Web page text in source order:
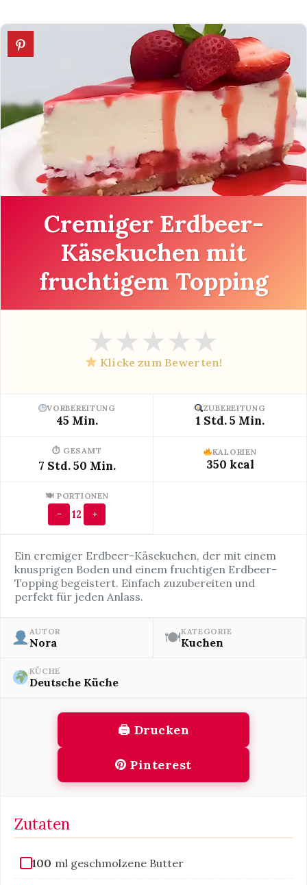
Cremiger Erdbeer-
Käsekuchen mit
fruchtigem Topping
★★★★★
Klicke zum Bewerten!
VORBEREITUNG
45 Min.
ZUBEREITUNG
1 Std. 5 Min.
⏱ GESAMT
7 Std. 50 Min.
KALORIEN
350 kcal
🍽 PORTIONEN
− 12 +
Ein cremiger Erdbeer-Käsekuchen, der mit einem
knusprigen Boden und einem fruchtigen Erdbeer-
Topping begeistert. Einfach zuzubereiten und
perfekt für jeden Anlass.
AUTOR
Nora 🍽KATEGORIE
Kuchen
KÜCHE
Deutsche Küche
🖨 Drucken
Pinterest
Zutaten
100 ml geschmolzene Butter